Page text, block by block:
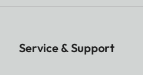
Service & Support